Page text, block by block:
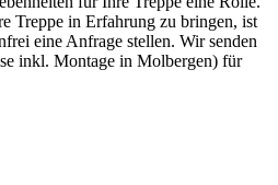
Treppe in Erfahrung zu bringen, ist
eine Anfrage stellen. Wir senden
inkl. Montage in Molbergen) für